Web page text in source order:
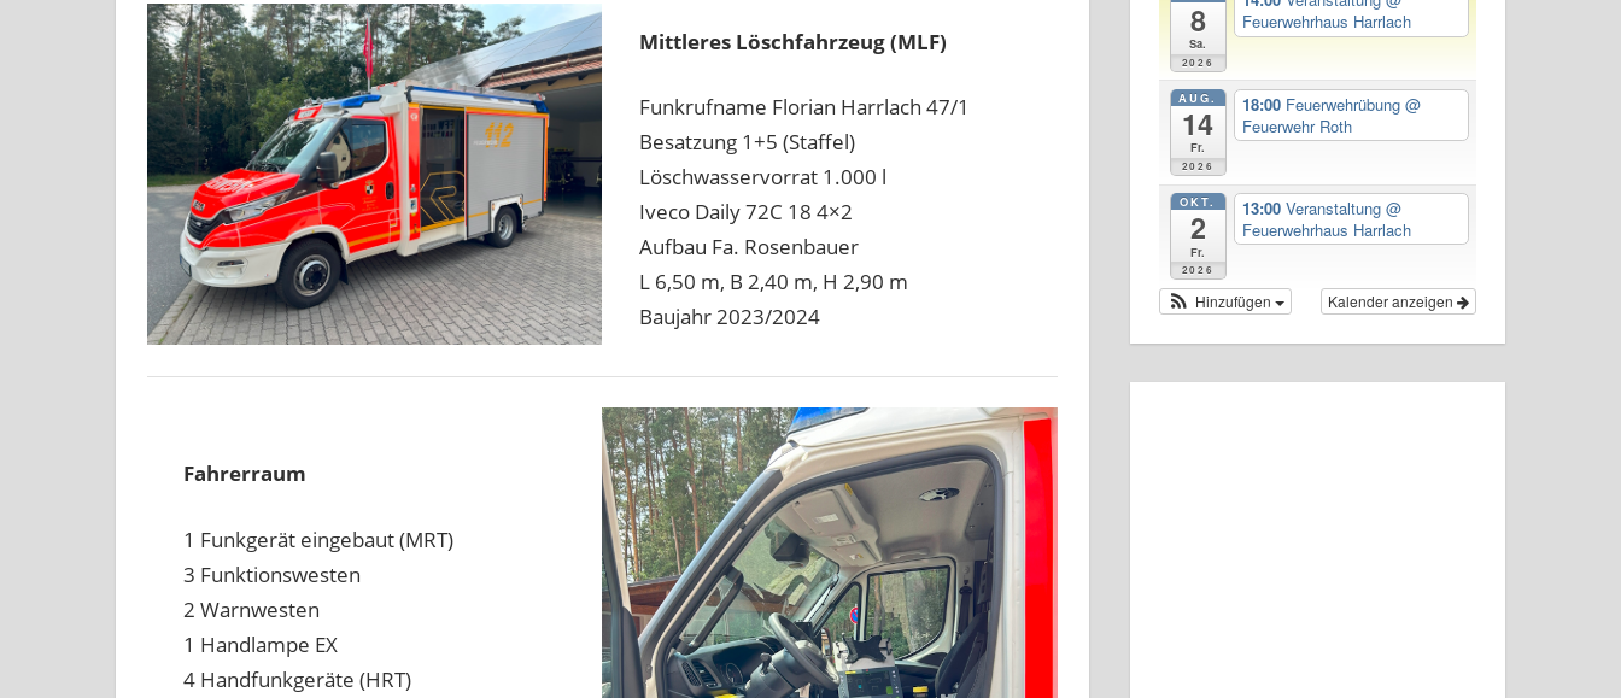
Mittleres Löschfahrzeug (MLF)
Funkrufname Florian Harrlach 47/1
Besatzung 1+5 (Staffel)
Löschwasservorrat 1.000 l
Iveco Daily 72C 18 4×2
Aufbau Fa. Rosenbauer
L 6,50 m, B 2,40 m, H 2,90 m
Baujahr 2023/2024
Fahrerraum
1 Funkgerät eingebaut (MRT)
3 Funktionswesten
2 Warnwesten
1 Handlampe EX
4 Handfunkgeräte (HRT)
8
Sa.
2026
Feuerwehrhaus Harrlach
AUG.
14
Fr.
2026
18:00 Feuerwehrübung @
Feuerwehr Roth
OKT.
2
Fr.
2026
13:00 Veranstaltung @
Feuerwehrhaus Harrlach
Kalender anzeigen
Hinzufügen